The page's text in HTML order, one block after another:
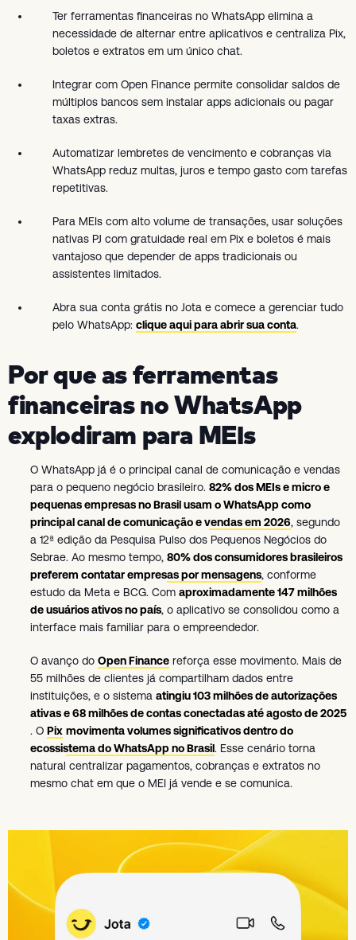
Ter ferramentas financeiras no WhatsApp elimina a
necessidade de alternar entre aplicativos e centraliza Pix,
boletos e extratos em um único chat.
Integrar com Open Finance permite consolidar saldos de
múltiplos bancos sem instalar apps adicionais ou pagar
taxas extras.
Automatizar lembretes de vencimento e cobranças via
WhatsApp reduz multas, juros e tempo gasto com tarefas
repetitivas.
Para MEIs com alto volume de transações, usar soluções
nativas PJ com gratuidade real em Pix e boletos é mais
vantajoso que depender de apps tradicionais ou
assistentes limitados.
Abra sua conta grátis no Jota e comece a gerenciar tudo
pelo WhatsApp: clique aqui para abrir sua conta.
Por que as ferramentas
financeiras no WhatsApp
explodiram para MEIs
O WhatsApp já é o principal canal de comunicação e vendas
para o pequeno negócio brasileiro. 82% dos MEIs e micro e
pequenas empresas no Brasil usam o WhatsApp como
principal canal de comunicação e vendas em 2026, segundo
a 12ª edição da Pesquisa Pulso dos Pequenos Negócios do
Sebrae. Ao mesmo tempo, 80% dos consumidores brasileiros
preferem contatar empresas por mensagens, conforme
estudo da Meta e BCG. Com aproximadamente 147 milhões
de usuários ativos no país, o aplicativo se consolidou como a
interface mais familiar para o empreendedor.
O avanço do Open Finance reforça esse movimento. Mais de
55 milhões de clientes já compartilham dados entre
instituições, e o sistema atingiu 103 milhões de autorizações
ativas e 68 milhões de contas conectadas até agosto de 2025
. O Pix movimenta volumes significativos dentro do
ecossistema do WhatsApp no Brasil. Esse cenário torna
natural centralizar pagamentos, cobranças e extratos no
mesmo chat em que o MEI já vende e se comunica.